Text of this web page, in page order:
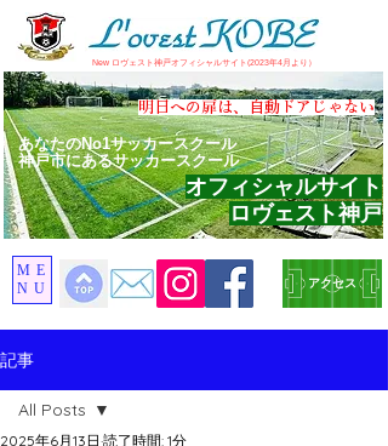
​New ロヴェスト神戸オフィシャルサイト(2023年4月より）
​明日への扉は、自動ドアじゃない
あなたのNo1サッカースクール
神戸市にあるサッカースクール
アクセス
オフィシャルサイト
ロヴェスト神戸
ME
NU
記事
All Posts
2025年6月13日 読了時間: 1分